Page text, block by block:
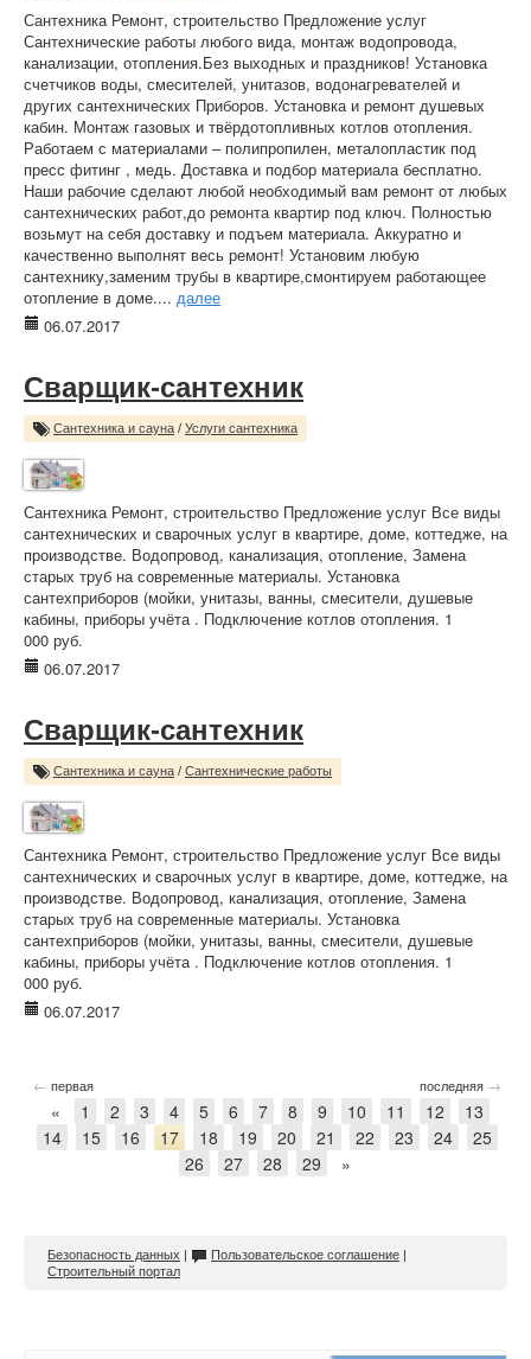
Сантехника Ремонт, строительство Предложение услуг
Сантехнические работы любого вида, монтаж водопровода,
канализации, отопления.Без выходных и праздников! Установка
счетчиков воды, смесителей, унитазов, водонагревателей и
других сантехнических Приборов. Установка и ремонт душевых
кабин. Монтаж газовых и твёрдотопливных котлов отопления.
Работаем с материалами – полипропилен, металопластик под
пресс фитинг , медь. Доставка и подбор материала бесплатно.
Наши рабочие сделают любой необходимый вам ремонт от любых
сантехнических работ,до ремонта квартир под ключ. Полностью
возьмут на себя доставку и подъем материала. Аккуратно и
качественно выполнят весь ремонт! Установим любую
сантехнику,заменим трубы в квартире,смонтируем работающее
отопление в доме.... далее
06.07.2017
Сварщик-сантехник
Сантехника и сауна / Услуги сантехника
Сантехника Ремонт, строительство Предложение услуг Все виды
сантехнических и сварочных услуг в квартире, доме, коттедже, на
производстве. Водопровод, канализация, отопление, Замена
старых труб на современные материалы. Установка
сантехприборов (мойки, унитазы, ванны, смесители, душевые
кабины, приборы учёта . Подключение котлов отопления. 1
000 руб.
06.07.2017
Сварщик-сантехник
Сантехника и сауна / Сантехнические работы
Сантехника Ремонт, строительство Предложение услуг Все виды
сантехнических и сварочных услуг в квартире, доме, коттедже, на
производстве. Водопровод, канализация, отопление, Замена
старых труб на современные материалы. Установка
сантехприборов (мойки, унитазы, ванны, смесители, душевые
кабины, приборы учёта . Подключение котлов отопления. 1
000 руб.
06.07.2017
← первая последняя →
« 1 2 3 4 5 6 7 8 9 10 11 12
13
14
15 16 17 18 19 20 21 22 23 24
25
26
27 28 29 »
Безопасность данных | Пользовательское соглашение |
Строительный портал